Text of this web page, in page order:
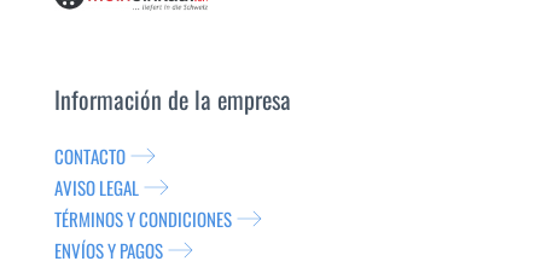
Información de la empresa
CONTACTO
AVISO LEGAL
TÉRMINOS Y CONDICIONES
ENVÍOS Y PAGOS